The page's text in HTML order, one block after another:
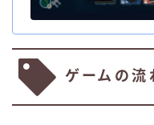
ゲームの流